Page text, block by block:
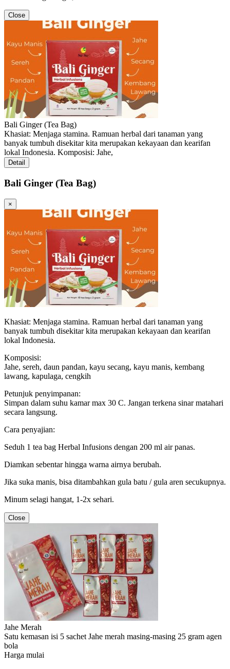
Close
Bali Ginger (Tea Bag)
Khasiat: Menjaga stamina. Ramuan herbal dari tanaman yang
banyak tumbuh disekitar kita merupakan kekayaan dan kearifan
lokal Indonesia. Komposisi: Jahe,
Detail
Bali Ginger (Tea Bag)
×
Khasiat: Menjaga stamina. Ramuan herbal dari tanaman yang
banyak tumbuh disekitar kita merupakan kekayaan dan kearifan
lokal Indonesia.
Komposisi:
Jahe, sereh, daun pandan, kayu secang, kayu manis, kembang
lawang, kapulaga, cengkih
Petunjuk penyimpanan:
Simpan dalam suhu kamar max 30 C. Jangan terkena sinar matahari
secara langsung.
Cara penyajian:
Seduh 1 tea bag Herbal Infusions dengan 200 ml air panas.
Diamkan sebentar hingga warna airnya berubah.
Jika suka manis, bisa ditambahkan gula batu / gula aren secukupnya.
Minum selagi hangat, 1-2x sehari.
Close
Jahe Merah
Satu kemasan isi 5 sachet Jahe merah masing-masing 25 gram agen
bola
Harga mulai